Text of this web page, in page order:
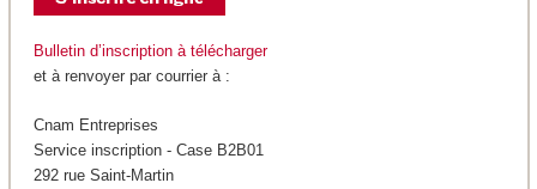
Bulletin d’inscription à télécharger
et à renvoyer par courrier à :
Cnam Entreprises
Service inscription - Case B2B01
292 rue Saint-Martin